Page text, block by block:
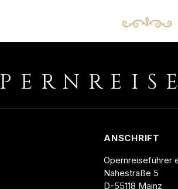
ANSCHRIFT
Opernreiseführer
Nahestraße 5
D-55118 Mainz